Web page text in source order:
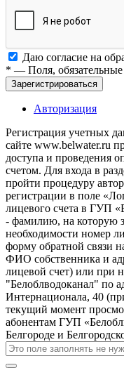
Даю согласие на
* — Поля,
Зарегистрироваться
Авторизация
Регистрация учетных
сайте www.belwater.ru
доступа и проведения
счетом. Для входа в
пройти процедуру
регистрации в поле
лицевого счета в ГУП
- фамилию, на которую
необходимости номер
форму обратной связи
ФИО собственника и
лицевой счет) или при
"Белоблводоканал" по
Интернационала, 40
текущий момент
абонентам ГУП
Белгороде и